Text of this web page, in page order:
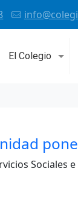
El Colegio
Sociales